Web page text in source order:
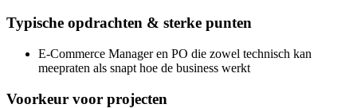
Typische opdrachten & sterke punten
E-Commerce Manager en PO die zowel technisch kan
meepraten als snapt hoe de business werkt
Voorkeur voor projecten